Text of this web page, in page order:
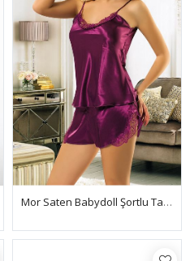
Mor Saten Babydoll Şortlu Takım - 330